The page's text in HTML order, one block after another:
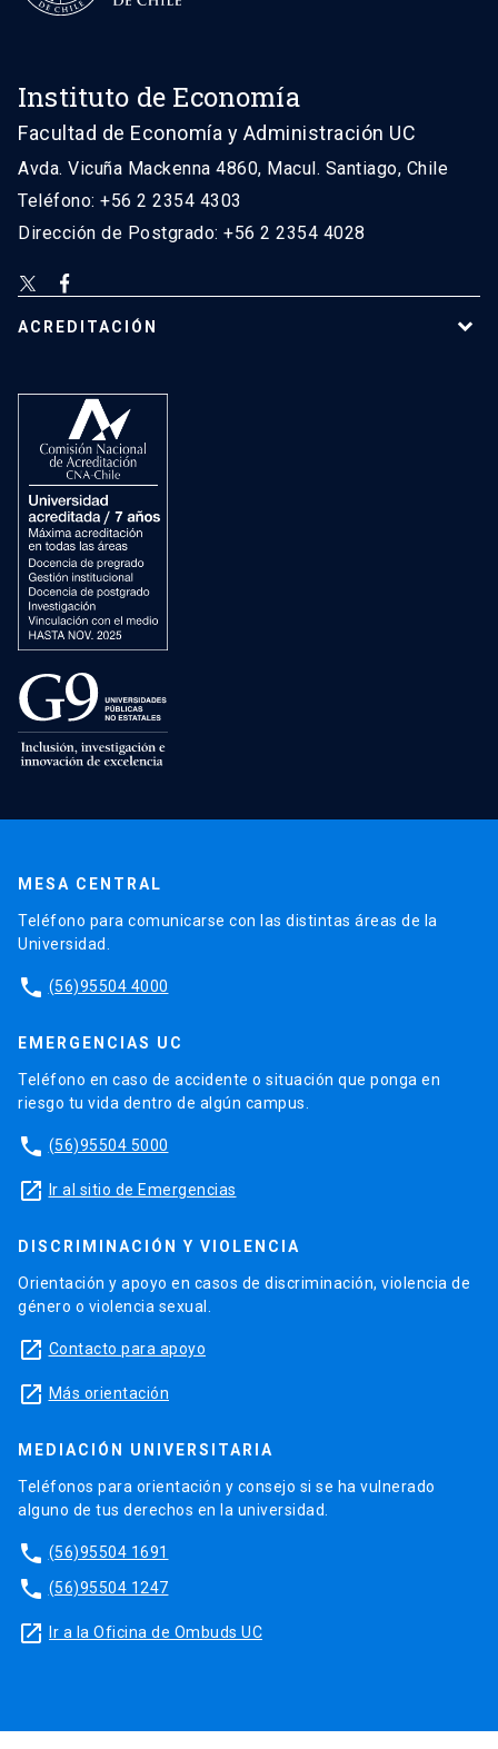
Instituto de Economía
Facultad de Economía y Administración UC
Avda. Vicuña Mackenna 4860, Macul. Santiago, Chile
Teléfono: +56 2 2354 4303
Dirección de Postgrado: +56 2 2354 4028
ACREDITACIÓN
MESA CENTRAL
Teléfono para comunicarse con las distintas áreas de la
Universidad.
phone (56)95504 4000
EMERGENCIAS UC
Teléfono en caso de accidente o situación que ponga en
riesgo tu vida dentro de algún campus.
phone (56)95504 5000
launch Ir al sitio de Emergencias
DISCRIMINACIÓN Y VIOLENCIA
Orientación y apoyo en casos de discriminación, violencia de
género o violencia sexual.
launch Contacto para apoyo
launch Más orientación
MEDIACIÓN UNIVERSITARIA
Teléfonos para orientación y consejo si se ha vulnerado
alguno de tus derechos en la universidad.
phone (56)95504 1691
phone (56)95504 1247
launch Ir a la Oficina de Ombuds UC